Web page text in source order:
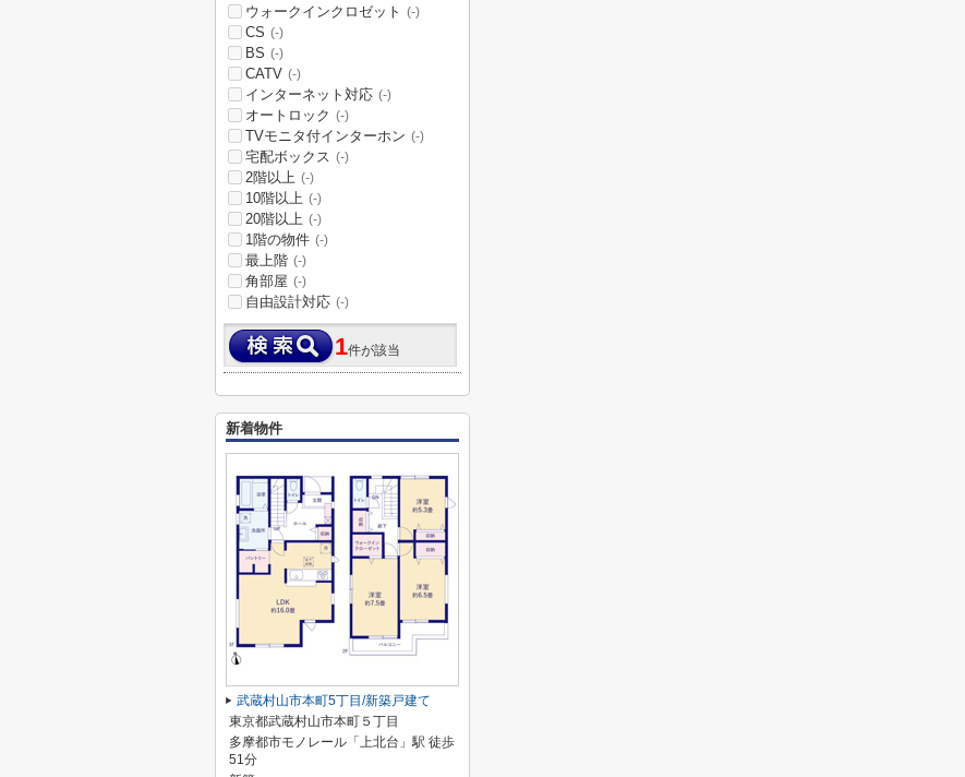
ウォークインクロゼット (-)
CS (-)
BS (-)
CATV (-)
インターネット対応 (-)
オートロック (-)
TVモニタ付インターホン (-)
宅配ボックス (-)
2階以上 (-)
10階以上 (-)
20階以上 (-)
1階の物件 (-)
最上階 (-)
角部屋 (-)
自由設計対応 (-)
1件が該当
新着物件
武蔵村山市本町5丁目/新築戸建て
東京都武蔵村山市本町５丁目
多摩都市モノレール「上北台」駅 徒歩
51分